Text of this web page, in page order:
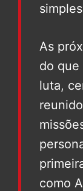
As
do que
luta,
como